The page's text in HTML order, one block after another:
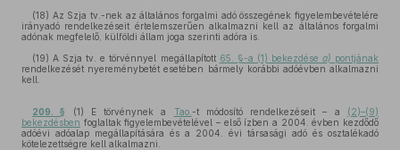
(18) Az Szja tv.-nek az általános forgalmi adó összegének figyelembevételére
irányadó rendelkezéseit értelemszerűen alkalmazni kell az általános forgalmi
adónak megfelelő, külföldi állam joga szerinti adóra is.
(19) A Szja tv. e törvénnyel megállapított 65. §-a (1) bekezdése a) pontjának
rendelkezését nyereménybetét esetében bármely korábbi adóévben alkalmazni
kell.
209. § (1) E törvénynek a Tao. -t módosító rendelkezéseit – a (2)–(9)
bekezdésben foglaltak figyelembevételével – első ízben a 2004. évben kezdődő
adóévi adóalap megállapítására és a 2004. évi társasági adó és osztalékadó
kötelezettségre kell alkalmazni.